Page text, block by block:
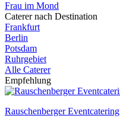
Frau im Mond
Caterer nach Destination
Frankfurt
Berlin
Potsdam
Ruhrgebiet
Alle Caterer
Empfehlung
Rauschenberger Eventcatering